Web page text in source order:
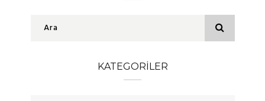
KATEGORILER